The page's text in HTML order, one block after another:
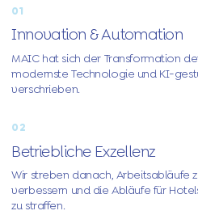
01
Innovation & Automation
MAIC hat sich der Transformation
modernste Technologie und KI-
verschrieben.
02
Betriebliche Exzellenz
Wir streben danach, Arbeitsabläufe
verbessern und die Abläufe für
zu straffen.